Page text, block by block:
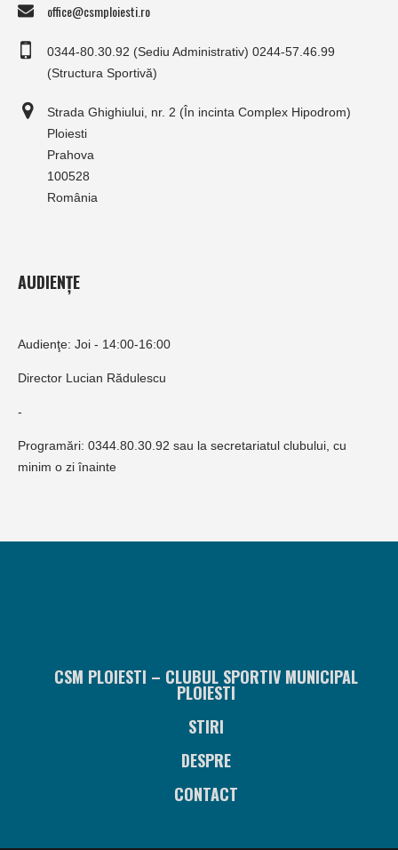
office@csmploiesti.ro
0344-80.30.92 (Sediu Administrativ) 0244-57.46.99
(Structura Sportivă)
Strada Ghighiului, nr. 2 (În incinta Complex Hipodrom)
Ploiesti
Prahova
100528
România
AUDIENȚE
Audienţe: Joi - 14:00-16:00
Director Lucian Rădulescu
-
Programări: 0344.80.30.92 sau la secretariatul clubului, cu
minim o zi înainte
CSM PLOIESTI – CLUBUL SPORTIV MUNICIPAL
PLOIESTI
STIRI
DESPRE
CONTACT